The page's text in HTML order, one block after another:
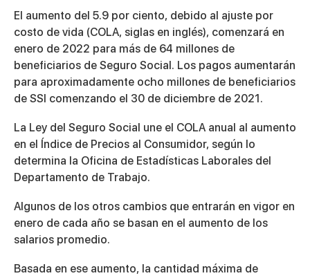
El aumento del 5.9 por ciento, debido al ajuste por
costo de vida (COLA, siglas en inglés), comenzará en
enero de 2022 para más de 64 millones de
beneficiarios de Seguro Social. Los pagos aumentarán
para aproximadamente ocho millones de beneficiarios
de SSI comenzando el 30 de diciembre de 2021.
La Ley del Seguro Social une el COLA anual al aumento
en el Índice de Precios al Consumidor, según lo
determina la Oficina de Estadísticas Laborales del
Departamento de Trabajo.
Algunos de los otros cambios que entrarán en vigor en
enero de cada año se basan en el aumento de los
salarios promedio.
Basada en ese aumento, la cantidad máxima de